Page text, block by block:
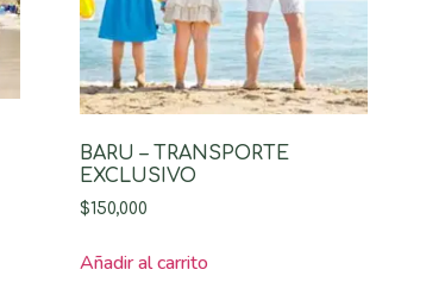
BARU – TRANSPORTE
EXCLUSIVO
$150,000
Añadir al carrito